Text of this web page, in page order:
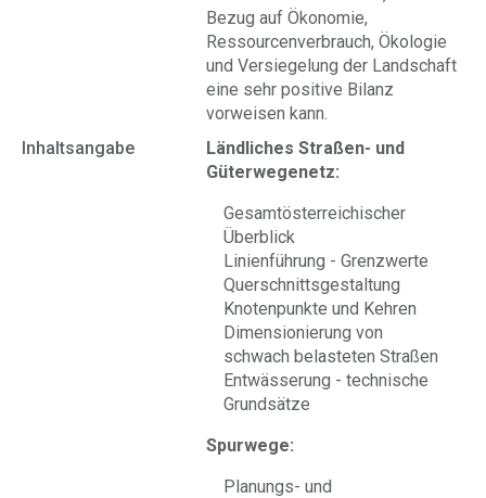
Bezug auf Ökonomie,
Ressourcenverbrauch, Ökologie
und Versiegelung der Landschaft
eine sehr positive Bilanz
vorweisen kann.
Inhaltsangabe
Ländliches Straßen- und
Güterwegenetz:
Gesamtösterreichischer
Überblick
Linienführung - Grenzwerte
Querschnittsgestaltung
Knotenpunkte und Kehren
Dimensionierung von
schwach belasteten Straßen
Entwässerung - technische
Grundsätze
Spurwege:
Planungs- und